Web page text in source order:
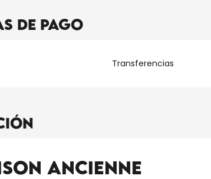
de pago
Transferencias
Ancienne